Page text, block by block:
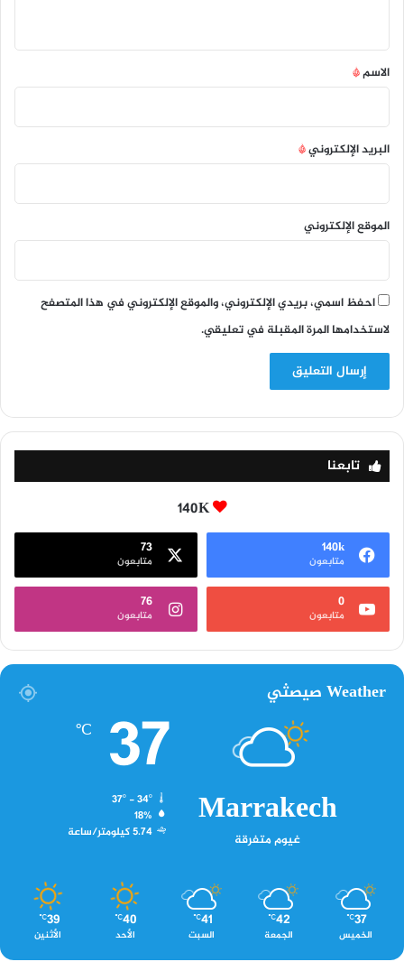
*
الاسم*
البريد الإلكتروني*
الموقع الإلكتروني
احفظ اسمي، بريدي الإلكتروني، والموقع الإلكتروني في هذا المتصفح
لاستخدامها المرة المقبلة في تعليقي.
تابعنا
140K
140k
متابعون
73
متابعون
0
متابعون
76
متابعون
Weather صيصثي
Marrakech
غيوم متفرقة
37
℃
37º - 34º
18%
5.74 كيلومتر/ساعة
37
℃
الخميس
42
℃
الجمعة
41
℃
السبت
40
℃
الأحد
39
℃
الأثنين